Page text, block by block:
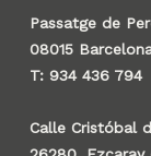
Passatge de
08015
T: 934 436 794
Calle Cristóbal